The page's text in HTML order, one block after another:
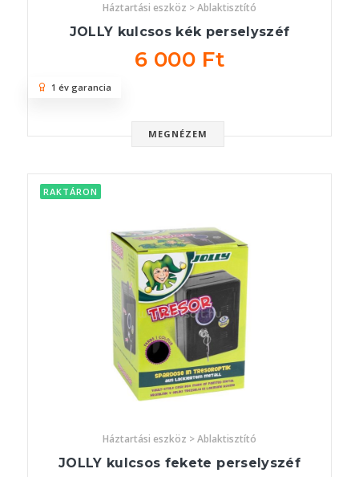
Háztartási eszköz > Ablaktisztító
JOLLY kulcsos kék perselyszéf
6 000 Ft
MEGNÉZEM
1 év garancia
RAKTÁRON
Háztartási eszköz > Ablaktisztító
JOLLY kulcsos fekete perselyszéf